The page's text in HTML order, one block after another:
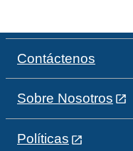
Contáctenos
Sobre Nosotros
Políticas